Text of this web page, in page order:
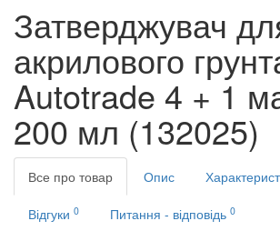
Затверджувач
акрилового
Autotrade 4 + 1
200 мл (132025)
Все про товар Опис
Відгуки 0 Питання - відповідь 0